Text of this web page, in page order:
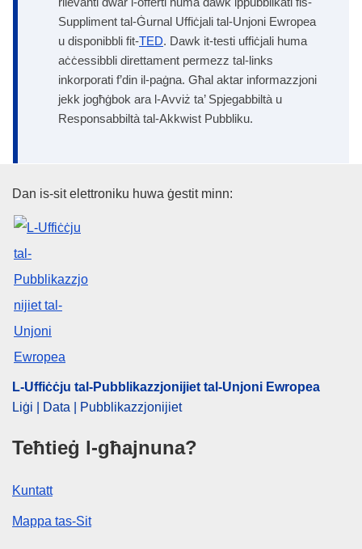
Suppliment tal-Ġurnal Uffiċjali tal-Unjoni Ewropea
u disponibbli fit-TED. Dawk it-testi uffiċjali huma
aċċessibbli direttament permezz tal-links
inkorporati f’din il-paġna. Għal aktar informazzjoni
jekk jogħġbok ara l-Avviż ta’ Spjegabbiltà u
Responsabbiltà tal-Akkwist Pubbliku.
L-Uffiċċju tal-Pubblikazzjonijiet
Dan is-sit elettroniku huwa ġestit minn:
L-Uffiċċju tal-Pubblikazzjonijiet tal-Unjoni Ewropea
Liġi | Data | Pubblikazzjonijiet
Teħtieġ l-għajnuna?
Kuntatt
Mappa tas-Sit